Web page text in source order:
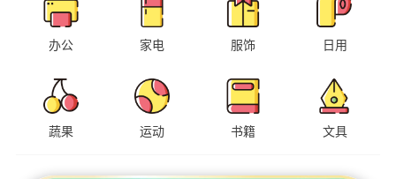
办公 家电 服饰 日用
蔬果 运动 书籍 文具